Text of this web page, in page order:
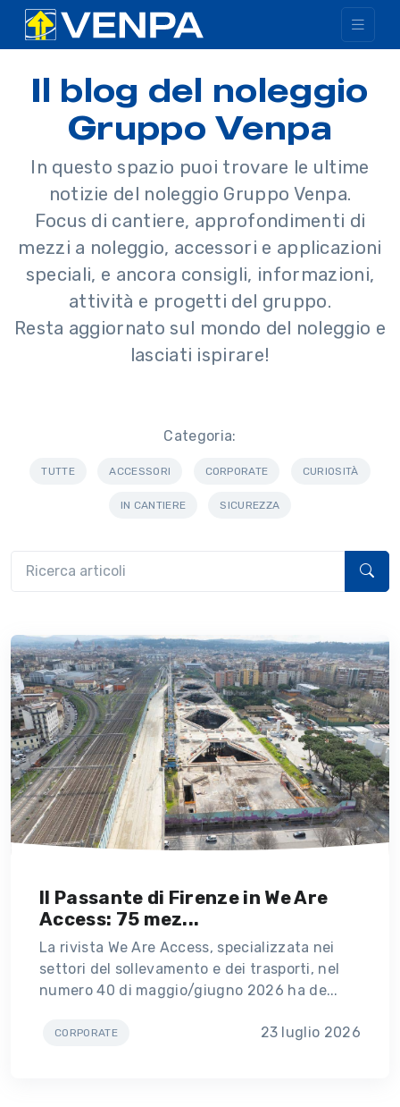
Il blog del noleggio
Gruppo Venpa
In questo spazio puoi trovare le ultime
notizie del noleggio Gruppo Venpa.
Focus di cantiere, approfondimenti di
mezzi a noleggio, accessori e applicazioni
speciali, e ancora consigli, informazioni,
attività e progetti del gruppo.
Resta aggiornato sul mondo del noleggio e
lasciati ispirare!
Categoria:
TUTTE ACCESSORI CORPORATE CURIOSITÀ
IN CANTIERE SICUREZZA
Il Passante di Firenze in We Are
Access: 75 mez...
La rivista We Are Access, specializzata nei
settori del sollevamento e dei trasporti, nel
numero 40 di maggio/giugno 2026 ha de...
CORPORATE 23 luglio 2026